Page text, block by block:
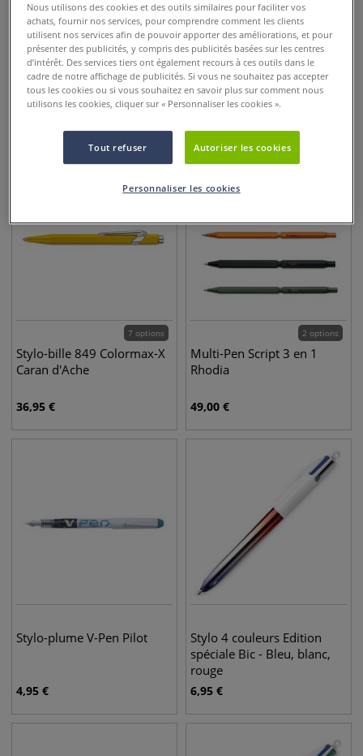
4 options
Stylo-Bille Jotter Classique
Parker
2 options
Stylo 4 couleurs Edition
spéciale Bic - Glacé, Argent
NOUVEAU
7 options
Stylo-bille 849 Colormax-X
Caran d'Ache
36,95 €
2 options
Multi-Pen Script 3 en 1
Rhodia
49,00 €
Stylo-plume V-Pen Pilot
4,95 €
Stylo 4 couleurs Edition
spéciale Bic - Bleu, blanc,
rouge
6,95 €
Nous utilisons des cookies et des outils similaires pour faciliter vos
achats, fournir nos services, pour comprendre comment les clients
utilisent nos services afin de pouvoir apporter des améliorations, et pour
présenter des publicités, y compris des publicités basées sur les centres
d’intérêt. Des services tiers ont également recours à ces outils dans le
cadre de notre affichage de publicités. Si vous ne souhaitez pas accepter
tous les cookies ou si vous souhaitez en savoir plus sur comment nous
utilisons les cookies, cliquer sur « Personnaliser les cookies ».
Tout refuser Autoriser les cookies
Personnaliser les cookies